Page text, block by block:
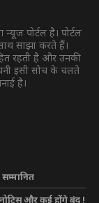
पोर्टल है। पोर्टल
साझा करते हैं।
रहती है और उनकी
इसी सोच के चलते
है।
और कई होंगे बंद !